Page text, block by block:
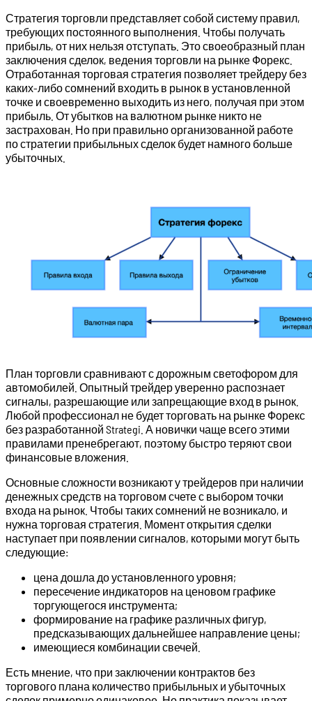
Стратегия торговли представляет собой систему правил,
требующих постоянного выполнения. Чтобы получать
прибыль, от них нельзя отступать. Это своеобразный план
заключения сделок, ведения торговли на рынке Форекс.
Отработанная торговая стратегия позволяет трейдеру без
каких-либо сомнений входить в рынок в установленной
точке и своевременно выходить из него, получая при этом
прибыль. От убытков на валютном рынке никто не
застрахован. Но при правильно организованной работе
по стратегии прибыльных сделок будет намного больше
убыточных.
План торговли сравнивают с дорожным светофором для
автомобилей. Опытный трейдер уверенно распознает
сигналы, разрешающие или запрещающие вход в рынок.
Любой профессионал не будет торговать на рынке Форекс
без разработанной Strategi. А новички чаще всего этими
правилами пренебрегают, поэтому быстро теряют свои
финансовые вложения.
Основные сложности возникают у трейдеров при наличии
денежных средств на торговом счете с выбором точки
входа на рынок. Чтобы таких сомнений не возникало, и
нужна торговая стратегия. Момент открытия сделки
наступает при появлении сигналов, которыми могут быть
следующие:
цена дошла до установленного уровня;
пересечение индикаторов на ценовом графике
торгующегося инструмента;
формирование на графике различных фигур,
предсказывающих дальнейшее направление цены;
имеющиеся комбинации свечей.
Есть мнение, что при заключении контрактов без
торгового плана количество прибыльных и убыточных